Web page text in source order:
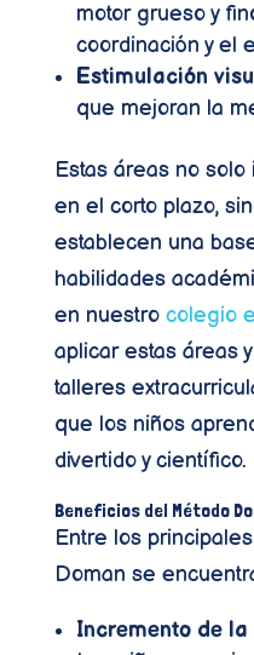
motor grueso y
coordinación y el
Estimulación
que mejoran la
Estas áreas no
en el corto plazo,
establecen una
habilidades
en nuestro colegio
aplicar estas áreas
talleres
que los niños
divertido y científico.
Beneficios del Método
Entre los
Doman se
Incremento de